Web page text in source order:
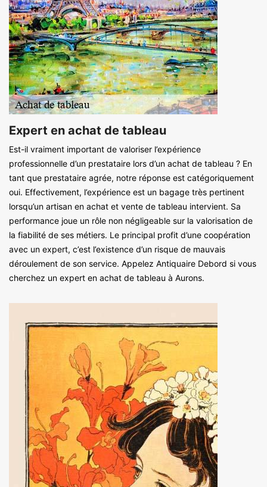
Expert en achat de tableau
Est-il vraiment important de valoriser l’expérience
professionnelle d’un prestataire lors d’un achat de tableau ? En
tant que prestataire agrée, notre réponse est catégoriquement
oui. Effectivement, l’expérience est un bagage très pertinent
lorsqu’un artisan en achat et vente de tableau intervient. Sa
performance joue un rôle non négligeable sur la valorisation de
la fiabilité de ses métiers. Le principal profit d’une coopération
avec un expert, c’est l’existence d’un risque de mauvais
déroulement de son service. Appelez Antiquaire Debord si vous
cherchez un expert en achat de tableau à Aurons.